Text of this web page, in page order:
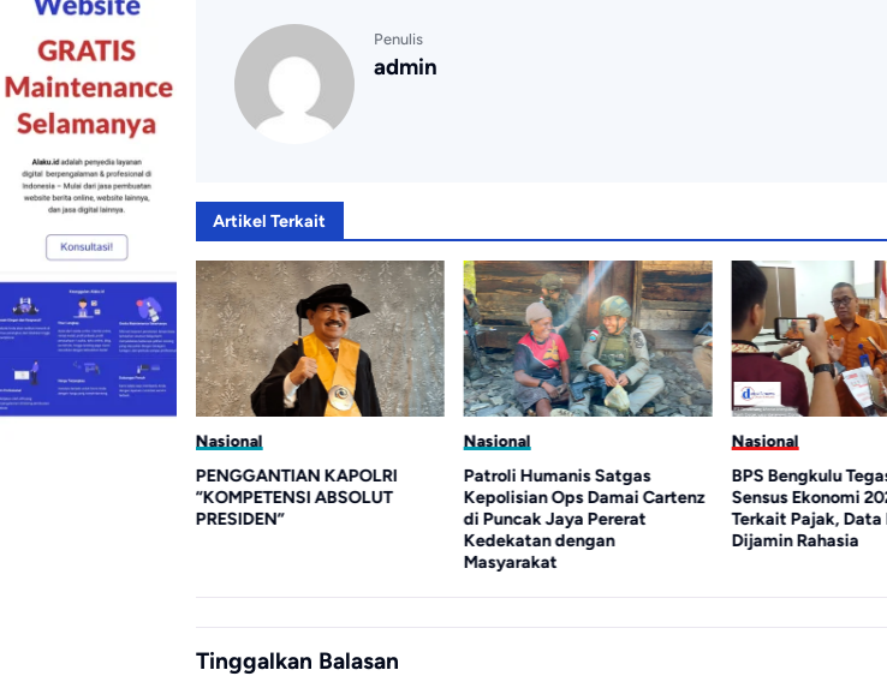
Penulis
admin
Artikel Terkait
Nasional
PENGGANTIAN KAPOLRI
“KOMPETENSI ABSOLUT
PRESIDEN”
Nasional
Patroli Humanis Satgas
Kepolisian Ops Damai Cartenz
di Puncak Jaya Pererat
Kedekatan dengan
Masyarakat
Nasional
BPS Bengkulu
Sensus Ekonomi
Terkait Pajak, Data
Dijamin Rahasia
Tinggalkan Balasan